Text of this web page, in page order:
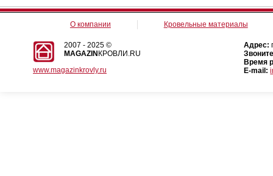
О компании Кровельные материалы
2007 - 2025 ©
MAGAZIN КРОВЛИ.RU
www.magazinkrovly.ru
Адрес:
Время
E-mail: